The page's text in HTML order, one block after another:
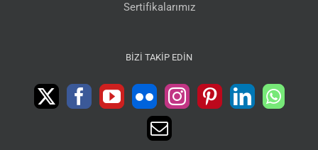
Sertifikalarımız
BIZI TAKIP EDIN